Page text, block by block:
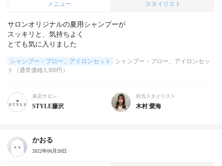
メニュー スタイリスト
サロンオリジナルの夏用シャンプーが
スッキリと、気持ちよく
とても気に入りました
シャンプー・ブロー、アイロンセット
シャンプー・ブロー、アイロンセッ
ト（通常価格3,300円）
来店サロン
STYLE藤沢
担当スタイリスト
木村 愛海
かおる
2022年06月20日